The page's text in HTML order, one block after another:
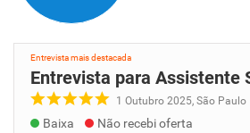
Entrevista mais destacada
Entrevista para Assistente
1 Outubro 2025, São Paulo
Baixa Não recebi oferta